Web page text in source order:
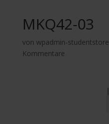
MKQ42-03
von wpadmin-studentstore
Kommentare